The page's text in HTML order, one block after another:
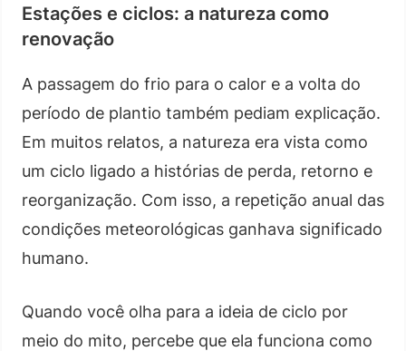
Estações e ciclos: a natureza como
renovação
A passagem do frio para o calor e a volta do
período de plantio também pediam explicação.
Em muitos relatos, a natureza era vista como
um ciclo ligado a histórias de perda, retorno e
reorganização. Com isso, a repetição anual das
condições meteorológicas ganhava significado
humano.
Quando você olha para a ideia de ciclo por
meio do mito, percebe que ela funciona como